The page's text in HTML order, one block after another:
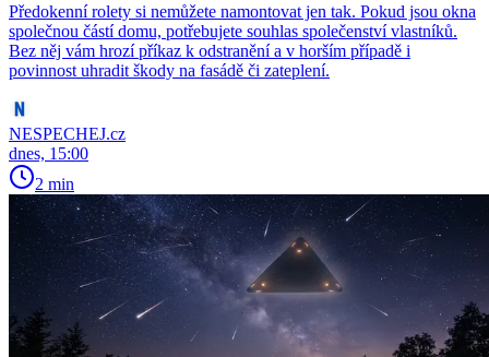
Předokenní rolety si nemůžete namontovat jen tak. Pokud jsou okna
společnou částí domu, potřebujete souhlas společenství vlastníků.
Bez něj vám hrozí příkaz k odstranění a v horším případě i
povinnost uhradit škody na fasádě či zateplení.
NESPECHEJ.cz
dnes, 15:00
2 min